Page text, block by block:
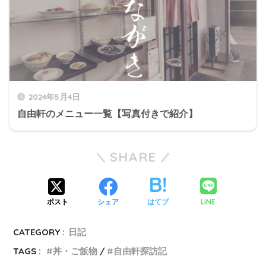
2024年5月4日
自由軒のメニュー一覧【写真付きで紹介】
SHARE
ポスト シェア はてブ LINE
CATEGORY : 日記
TAGS :
丼・ご飯物 自由軒探訪記